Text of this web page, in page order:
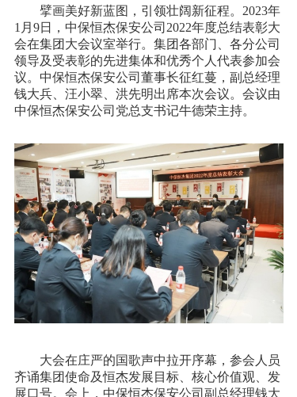
联
擘画美好新蓝图，引领壮阔新征程。2023年
1月9日，中保恒杰保安公司2022年度总结表彰大
会在集团大会议室举行。集团各部门、各分公司
领导及受表彰的先进集体和优秀个人代表参加会
议。中保恒杰保安公司董事长征红蔓，副总经理
钱大兵、汪小翠、洪先明出席本次会议。会议由
中保恒杰保安公司党总支书记牛德荣主持。
大会在庄严的国歌声中拉开序幕，参会人员
齐诵集团使命及恒杰发展目标、核心价值观、发
展口号。会上，中保恒杰保安公司副总经理钱大